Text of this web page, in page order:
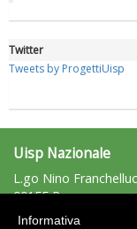
Tiziano Pesce a
Twitter
Tweets by ProgettiUisp
Uisp Nazionale
L.go Nino
00155 Roma
Tel: 06.439841 - Fax:
Informativa